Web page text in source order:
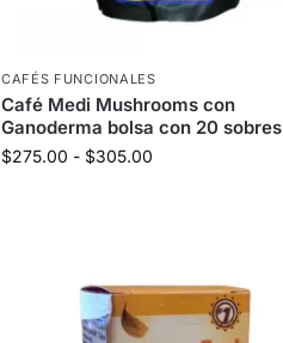
CAFÉS FUNCIONALES
Café Medi Mushrooms con
Ganoderma bolsa con 20 sobres
$275.00 - $305.00